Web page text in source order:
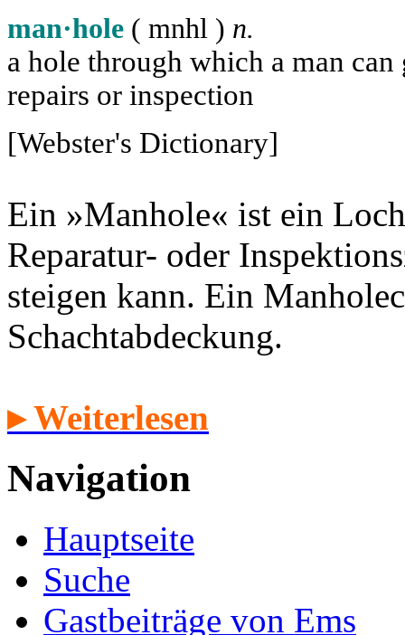
man·hole ( mnhl ) n.
a hole through which a man
repairs or inspection
[Webster's Dictionary]
Ein »Manhole« ist ein
Reparatur- oder
steigen kann. Ein
Schachtabdeckung.
▸ Weiterlesen
Navigation
Hauptseite
Suche
Gastbeiträge von Ems